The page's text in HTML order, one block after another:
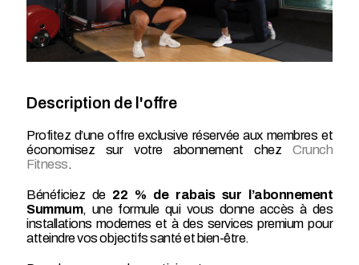
Description de l'offre
Profitez d’une offre exclusive réservée aux membres et
économisez sur votre abonnement chez Crunch
Fitness.
Bénéficiez de 22 % de rabais sur l’abonnement
Summum, une formule qui vous donne accès à des
installations modernes et à des services premium pour
atteindre vos objectifs santé et bien-être.